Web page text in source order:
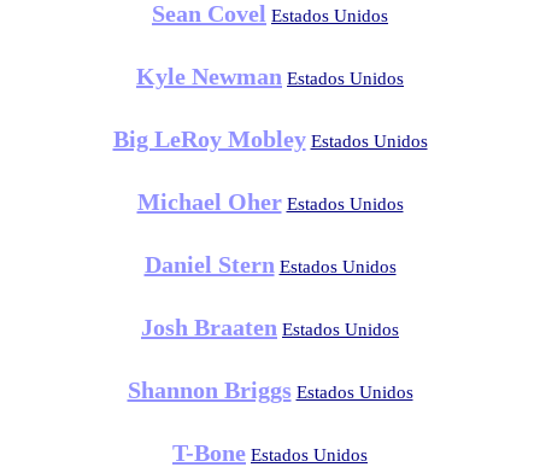
Sean Covel Estados Unidos
Kyle Newman Estados Unidos
Big LeRoy Mobley Estados Unidos
Michael Oher Estados Unidos
Daniel Stern Estados Unidos
Josh Braaten Estados Unidos
Shannon Briggs Estados Unidos
T-Bone Estados Unidos